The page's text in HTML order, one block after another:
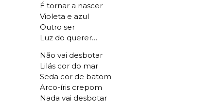
É tornar a nascer
Violeta e azul
Outro ser
Luz do querer…
Não vai desbotar
Lilás cor do mar
Seda cor de batom
Arco-íris crepom
Nada vai desbotar